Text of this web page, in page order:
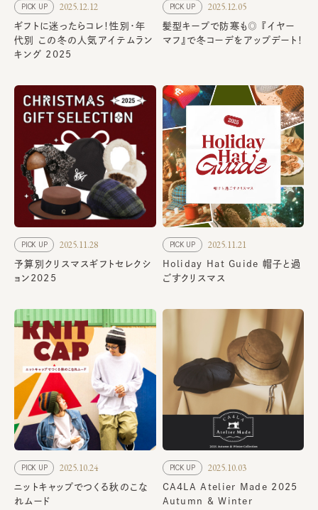
PICK UP 2025.12.12
ギフトに迷ったらコレ！性別・年
代別 この冬の人気アイテムラン
キング 2025
PICK UP 2025.12.05
髪型キープで防寒も◎ 『イヤー
マフ』で冬コーデをアップデート！
PICK UP 2025.11.28
予算別クリスマスギフトセレクシ
ョン2025
PICK UP 2025.11.21
Holiday Hat Guide 帽子と過
ごすクリスマス
PICK UP 2025.10.24
ニットキャップでつくる秋のこな
れムード
PICK UP 2025.10.03
CA4LA Atelier Made 2025
Autumn & Winter